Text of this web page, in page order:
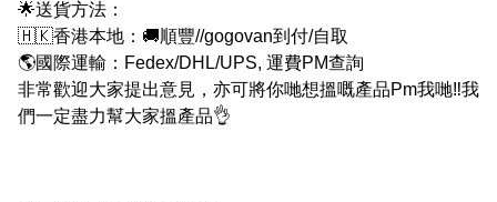
🌟送貨方法：
🇭🇰香港本地：🚚順豐//gogovan到付/自取
🌎國際運輸：Fedex/DHL/UPS, 運費PM查詢
非常歡迎大家提出意見，亦可將你哋想搵嘅產品Pm我哋‼我
們一定盡力幫大家搵產品👌